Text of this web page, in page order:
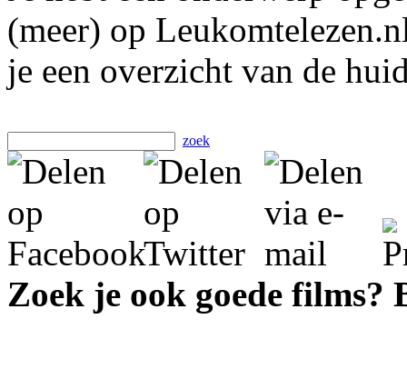
(meer) op
je een overzicht van de
zoek
Zoek je ook goede films?